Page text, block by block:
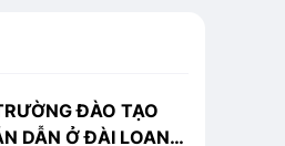
ĐÀO TẠO
DẪN Ở ĐÀI LOAN